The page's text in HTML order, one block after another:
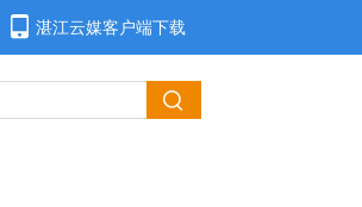
湛江云媒客户端下载